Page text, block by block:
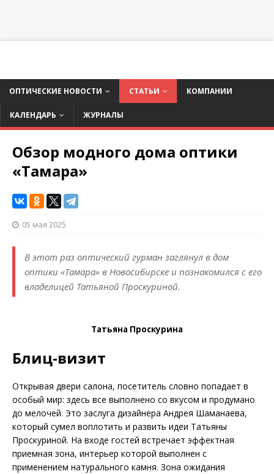
ОПТИЧЕСКИЕ НОВОСТИ СТАТЬИ КОМПАНИИ
КАЛЕНДАРЬ ЖУРНАЛЫ
Обзор модного дома оптики
«Тамара»
05 мая 2025
В этот раз оптический гурман заглянул в дом
оптики «Тамара» в Новосибирске и познакомился с его
владелицей Татьяной Проскуриной.
Татьяна Проскурина
Блиц-визит
Открывая двери салона, посетитель словно попадает в
особый мир: здесь все выполнено со вкусом и продумано
до мелочей. Это заслуга дизайнера Андрея Шаманаева,
который сумел воплотить и развить идеи Татьяны
Проскуриной. На входе гостей встречает эффектная
приемная зона, интерьер которой выполнен с
применением натурального камня. Зона ожидания